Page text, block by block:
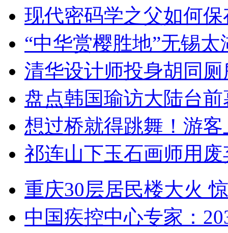
现代密码学之父如何
“中华赏樱胜地”无锡
清华设计师投身胡同
盘点韩国瑜访大陆台
想过桥就得跳舞！游客
祁连山下玉石画师用
重庆30层居民楼大火
中国疾控中心专家：